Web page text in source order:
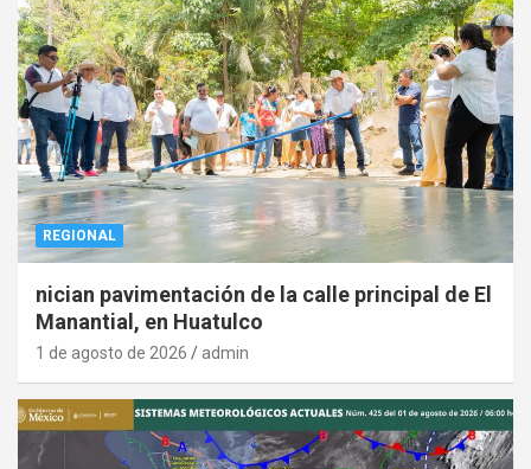
REGIONAL
nician pavimentación de la calle principal de El
Manantial, en Huatulco
1 de agosto de 2026 admin